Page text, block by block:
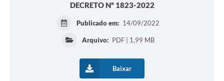
DECRETO Nº 1823-2022
Publicado em: 14/09/2022
Arquivo: PDF | 1,99 MB
Baixar